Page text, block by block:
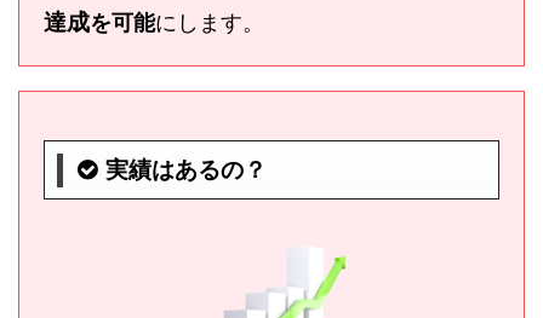
達成を可能にします。
実績はあるの？